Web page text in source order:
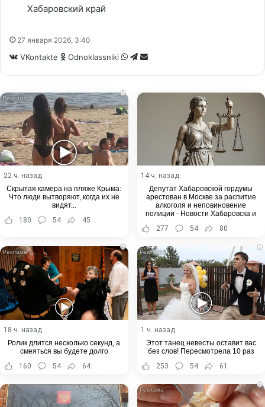
Хабаровский край
27 января 2026, 3:40
VKontakte Odnoklassniki WhatsApp
Telegram
Share
i
22 ч. назад
Скрытая камера на пляже Крыма:
Что люди вытворяют, когда их не
видят...
180
54 45
14 ч. назад
Депутат Хабаровской гордумы
арестован в Москве за распитие
алкоголя и неповиновение
полиции - Новости Хабаровска и
277 54 80
i
18 ч. назад
Ролик длится несколько секунд, а
смеяться вы будете долго
160
54 64
i
1 ч. назад
Этот танец невесты оставит вас
без слов! Пересмотрела 10 раз
253
54 61
i